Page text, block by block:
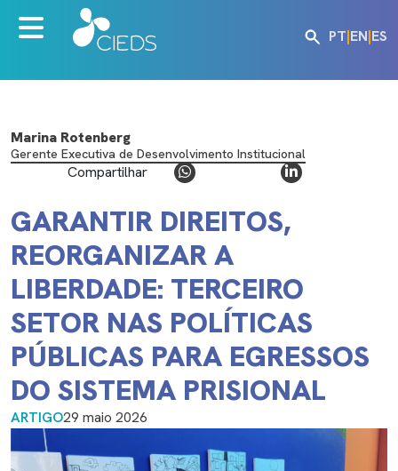
PT|EN|ES
Marina Rotenberg
Gerente Executiva de Desenvolvimento Institucional
Compartilhar
GARANTIR DIREITOS,
REORGANIZAR A
LIBERDADE: TERCEIRO
SETOR NAS POLÍTICAS
PÚBLICAS PARA EGRESSOS
DO SISTEMA PRISIONAL
ARTIGO29 maio 2026